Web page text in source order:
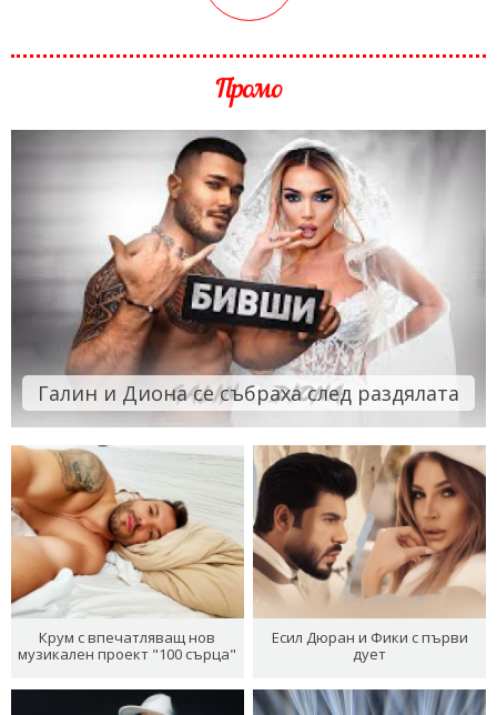
Промо
Галин и Диона се събраха след раздялата
Крум с впечатляващ нов
музикален проект "100 сърца"
Есил Дюран и Фики с първи
дует